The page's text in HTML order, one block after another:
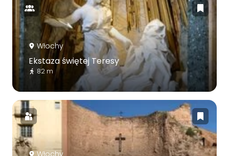
Włochy
Ekstaza świętej Teresy
82 m
Włochy